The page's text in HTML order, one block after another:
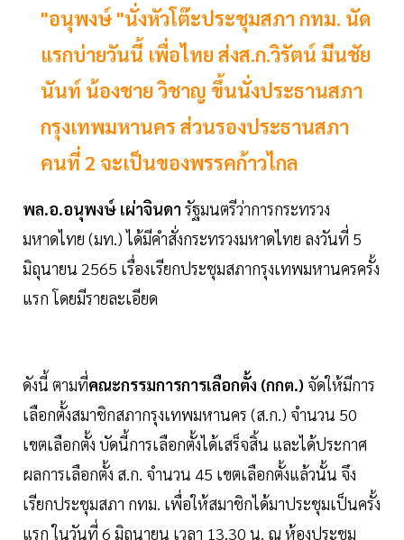
"อนุพงษ์ "นั่งหัวโต๊ะประชุมสภา กทม. นัด
แรกบ่ายวันนี้ เพื่อไทย ส่งส.ก.วิรัตน์ มีนชัย
นันท์ น้องชาย วิชาญ ขึ้นนั่งประธานสภา
กรุงเทพมหานคร ส่วนรองประธานสภา
คนที่ 2 จะเป็นของพรรคก้าวไกล
พล.อ.อนุพงษ์ เผ่าจินดา รัฐมนตรีว่าการกระทรวง
มหาดไทย (มท.) ได้มีคำสั่งกระทรวงมหาดไทย ลงวันที่ 5
มิถุนายน 2565 เรื่องเรียกประชุมสภากรุงเทพมหานครครั้ง
แรก โดยมีรายละเอียด
ดังนี้ ตามที่คณะกรรมการการเลือกตั้ง (กกต.) จัดให้มีการ
เลือกตั้งสมาชิกสภากรุงเทพมหานคร (ส.ก.) จำนวน 50
เขตเลือกตั้ง บัดนี้การเลือกตั้งได้เสร็จสิ้น และได้ประกาศ
ผลการเลือกตั้ง ส.ก. จำนวน 45 เขตเลือกตั้งแล้วนั้น จึง
เรียกประชุมสภา กทม. เพื่อให้สมาชิกได้มาประชุมเป็นครั้ง
แรก ในวันที่ 6 มิถุนายน เวลา 13.30 น. ณ ห้องประชุม